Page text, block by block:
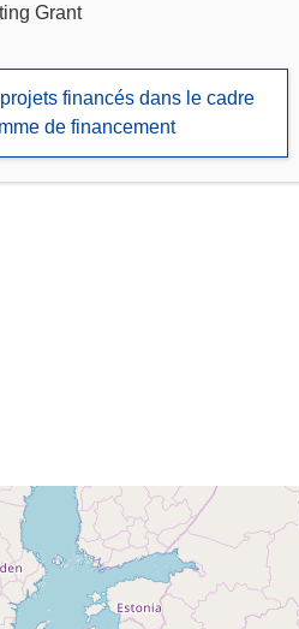
Grant
financés dans le cadre
de financement